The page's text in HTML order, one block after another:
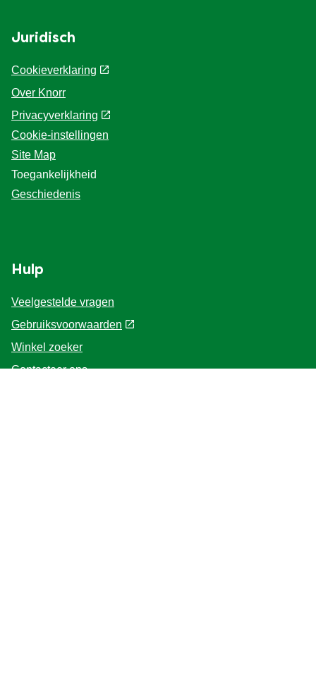
Juridisch
Cookieverklaring
Over Knorr
Privacyverklaring
Cookie-instellingen
Site Map
Toegankelijkheid
Geschiedenis
Hulp
Veelgestelde vragen
Gebruiksvoorwaarden
Winkel zoeker
Contacteer ons